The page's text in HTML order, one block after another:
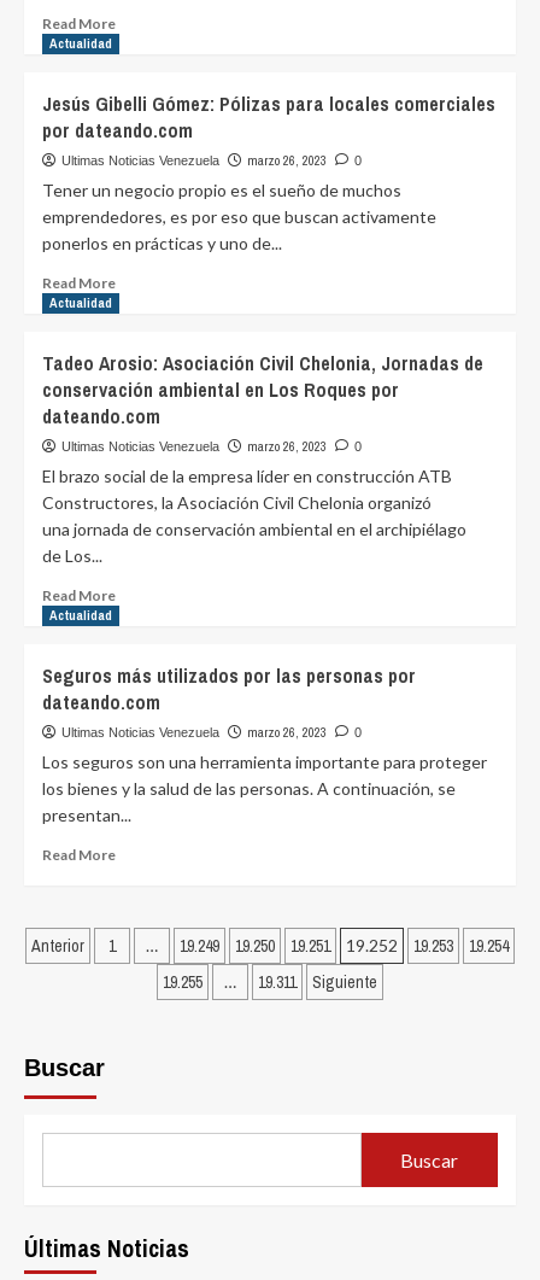
padres
por
Read MoreRead
tal
vez
sea
nuevo
técnico
de
Juniors
por
Actualidad
Jesús Gibelli Gómez: Pólizas para locales comerciales
por dateando.com
Ultimas Noticias Venezuela marzo 26, 2023 0
Tener un negocio propio es el sueño de muchos
emprendedores, es por eso que buscan activamente
ponerlos en prácticas y uno de...
Read MoreRead
Gibelli
Gómez:
Pólizas
para
comerciales
por
dateando.com
Actualidad
Tadeo Arosio: Asociación Civil Chelonia, Jornadas de
conservación ambiental en Los Roques por
dateando.com
Ultimas Noticias Venezuela marzo 26, 2023 0
El brazo social de la empresa líder en construcción ATB
Constructores, la Asociación Civil Chelonia organizó
una jornada de conservación ambiental en el archipiélago
de Los...
Read MoreRead
Arosio:
Asociación
Civil
de
conservación
dateando.com
Actualidad
Seguros más utilizados por las personas por
dateando.com
Ultimas Noticias Venezuela marzo 26, 2023 0
Los seguros son una herramienta importante para proteger
los bienes y la salud de las personas. A continuación, se
presentan...
Read MoreRead
utilizados
Posts
pagination
Anterior 1 … 19.249 19.250 19.251 19.252 19.253
19.254
19.255
… 19.311 Siguiente
Buscar
Buscar
Últimas Noticias